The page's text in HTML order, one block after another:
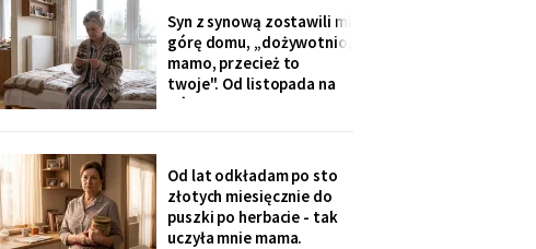
angielsku, a syn
przetłumaczył ze
śmiechem: „pyta, kim jest
ta pani". Kupiłam zeszyt i
uczę się angielskiego
Syn z synową zostawili mi
górę domu, „dożywotnio,
mamo, przecież to
twoje". Od listopada na
górze grzeje tylko jeden
Rano w moim pokoju jest
czternaście stopni.
Termometr przyniosła mi
wnuczka - ona
Od lat odkładam po sto
złotych miesięcznie do
puszki po herbacie - tak
uczyła mnie mama.